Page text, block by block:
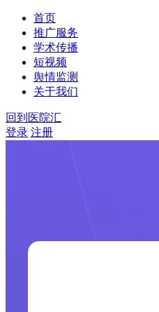
首页
推广服务
学术传播
短视频
舆情监测
关于我们
回到医院汇
登录 注册